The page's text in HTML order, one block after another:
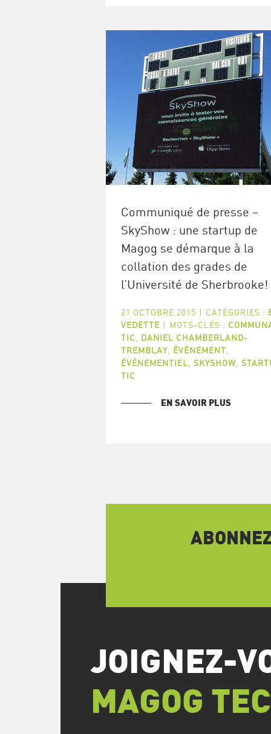
Communiqué de presse –
SkyShow : une startup de
Magog se démarque à la
collation des grades de
l’Université de Sherbrooke!
21 OCTOBRE 2015 | CATÉGORIES :
VEDETTE | MOTS-CLÉS :
TIC
DANIEL CHAMBERLAND-
TREMBLAY, ÉVÉNEMENT
ÉVÉNEMENTIEL SKYSHOW,
TIC
EN SAVOIR PLUS
JOIGNEZ-
MAGOG